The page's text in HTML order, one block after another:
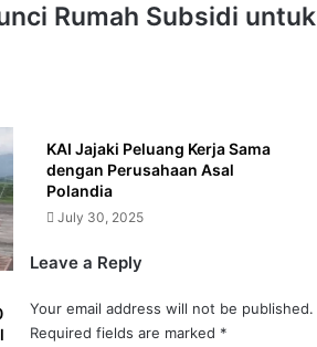
Rumah Subsidi untuk
KAI Jajaki Peluang Kerja Sama
dengan Perusahaan Asal
Polandia
July 30, 2025
Leave a Reply
Your email address will not be published.
Required fields are marked *